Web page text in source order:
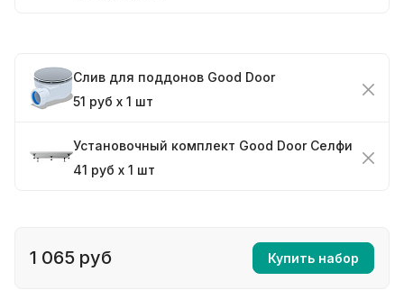
Слив для поддонов Good Door
51 руб x 1 шт
Установочный комплект Good Door Селфи
41 руб x 1 шт
1 065 руб Купить набор